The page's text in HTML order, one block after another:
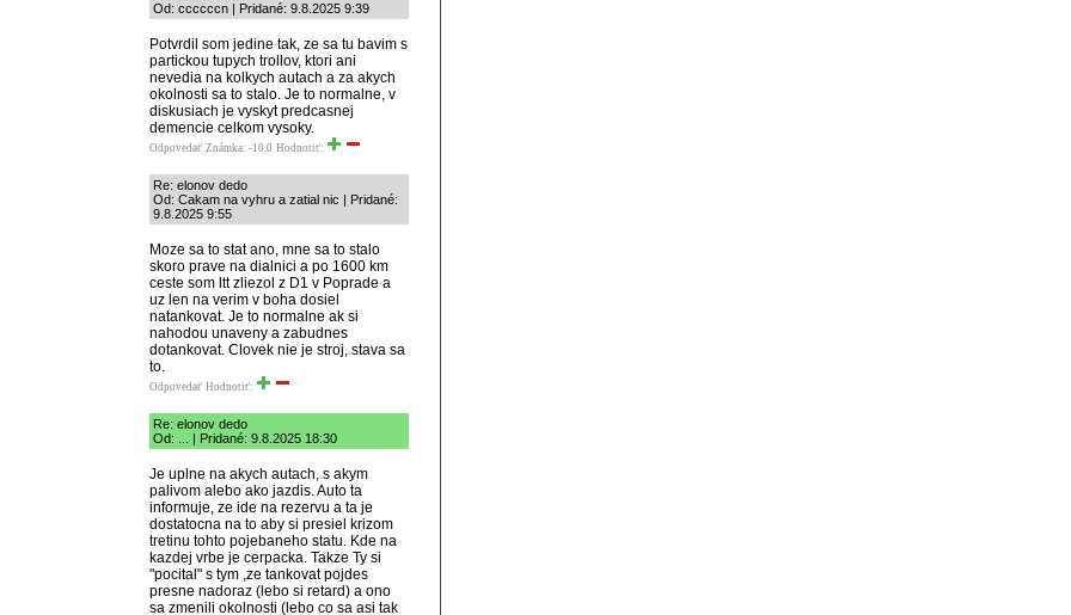
Od: ccccccn | Pridané: 9.8.2025 9:39
Potvrdil som jedine tak, ze sa tu bavim s
partickou tupych trollov, ktori ani
nevedia na kolkych autach a za akych
okolnosti sa to stalo. Je to normalne, v
diskusiach je vyskyt predcasnej
demencie celkom vysoky.
Odpovedať Známka: -10.0 Hodnotiť:
Re: elonov dedo
Od: Cakam na vyhru a zatial nic | Pridané:
9.8.2025 9:55
Moze sa to stat ano, mne sa to stalo
skoro prave na dialnici a po 1600 km
ceste som ltt zliezol z D1 v Poprade a
uz len na verim v boha dosiel
natankovat. Je to normalne ak si
nahodou unaveny a zabudnes
dotankovat. Clovek nie je stroj, stava sa
to.
Odpovedať Hodnotiť:
Re: elonov dedo
Od: ... | Pridané: 9.8.2025 18:30
Je uplne na akych autach, s akym
palivom alebo ako jazdis. Auto ta
informuje, ze ide na rezervu a ta je
dostatocna na to aby si presiel krizom
tretinu tohto pojebaneho statu. Kde na
kazdej vrbe je cerpacka. Takze Ty si
"pocital" s tym ,ze tankovat pojdes
presne nadoraz (lebo si retard) a ono
sa zmenili okolnosti (lebo co sa asi tak